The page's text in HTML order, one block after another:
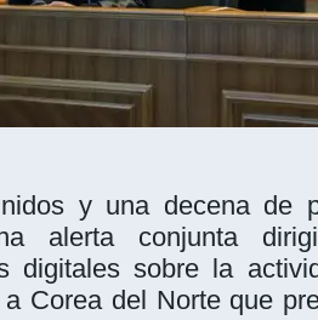
y una decena de
alerta conjunta
digitales sobre la
a Corea del Norte que